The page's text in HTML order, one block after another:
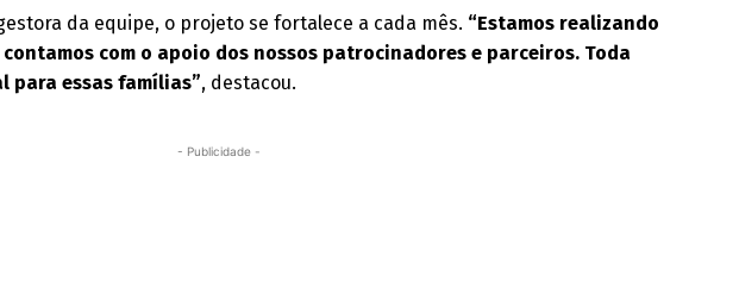
da equipe, o projeto se fortalece a cada mês. “Estamos realizando
com o apoio dos nossos patrocinadores e parceiros. Toda
para essas famílias”, destacou.
- Publicidade -